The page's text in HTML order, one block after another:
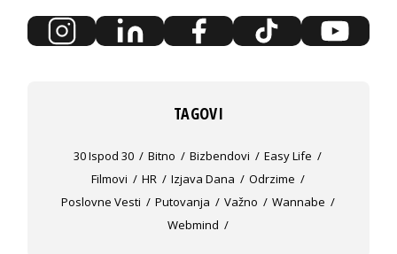
TAGOVI
30 Ispod 30 Bitno Bizbendovi
Easy Life
Filmovi
HR Izjava Dana
Odrzime
Poslovne Vesti
Putovanja Važno
Wannabe
Webmind